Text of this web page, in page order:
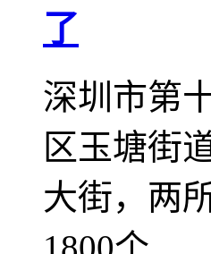
了
深圳市第
区玉塘街
大街，两